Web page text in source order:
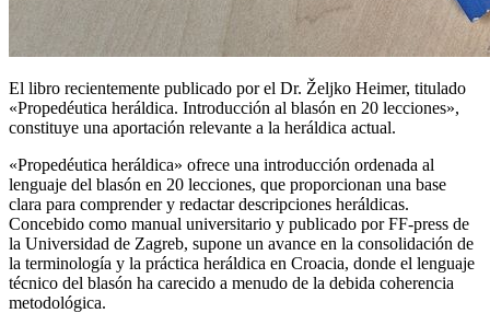
El libro recientemente publicado por el Dr. Željko Heimer, titulado
«Propedéutica heráldica. Introducción al blasón en 20 lecciones»,
constituye una aportación relevante a la heráldica actual.
«Propedéutica heráldica» ofrece una introducción ordenada al
lenguaje del blasón en 20 lecciones, que proporcionan una base
clara para comprender y redactar descripciones heráldicas.
Concebido como manual universitario y publicado por FF-press de
la Universidad de Zagreb, supone un avance en la consolidación de
la terminología y la práctica heráldica en Croacia, donde el lenguaje
técnico del blasón ha carecido a menudo de la debida coherencia
metodológica.